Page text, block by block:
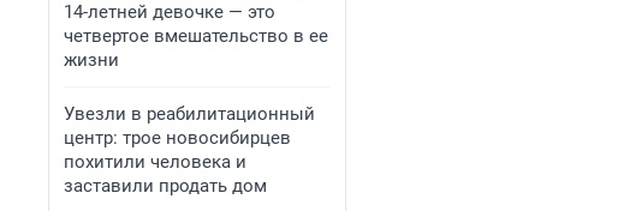
14-летней девочке — это
четвертое вмешательство в ее
жизни
Увезли в реабилитационный
центр: трое новосибирцев
похитили человека и
заставили продать дом